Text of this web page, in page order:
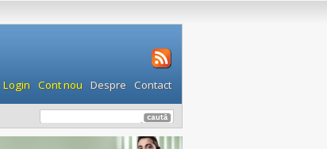
Login Cont nou Despre Contact